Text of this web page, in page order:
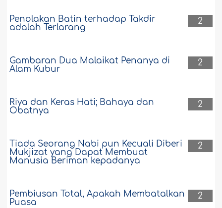
2
Penolakan Batin terhadap Takdir
adalah Terlarang
2
Gambaran Dua Malaikat Penanya di
Alam Kubur
2
Riya dan Keras Hati; Bahaya dan
Obatnya
2
Tiada Seorang Nabi pun Kecuali Diberi
Mukjizat yang Dapat Membuat
Manusia Beriman kepadanya
2
Pembiusan Total, Apakah Membatalkan
Puasa